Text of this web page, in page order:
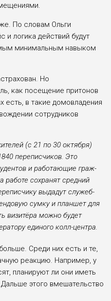
По словам Ольги
и логика действий будут
минимальным навыком
Но
как посещение притонов
есть, в такие домовладения
сотрудни­ков
(с 21 по 30 октя­бря)
переписчиков. Это
и работающие граж­
работе сохранят средний
выдадут служеб­
сумку и планшет для
визитёра можно будет
единого колл-центра.
Среди них есть и те,
реакцию. Например, у
планируют ли они иметь
этого вмешательство